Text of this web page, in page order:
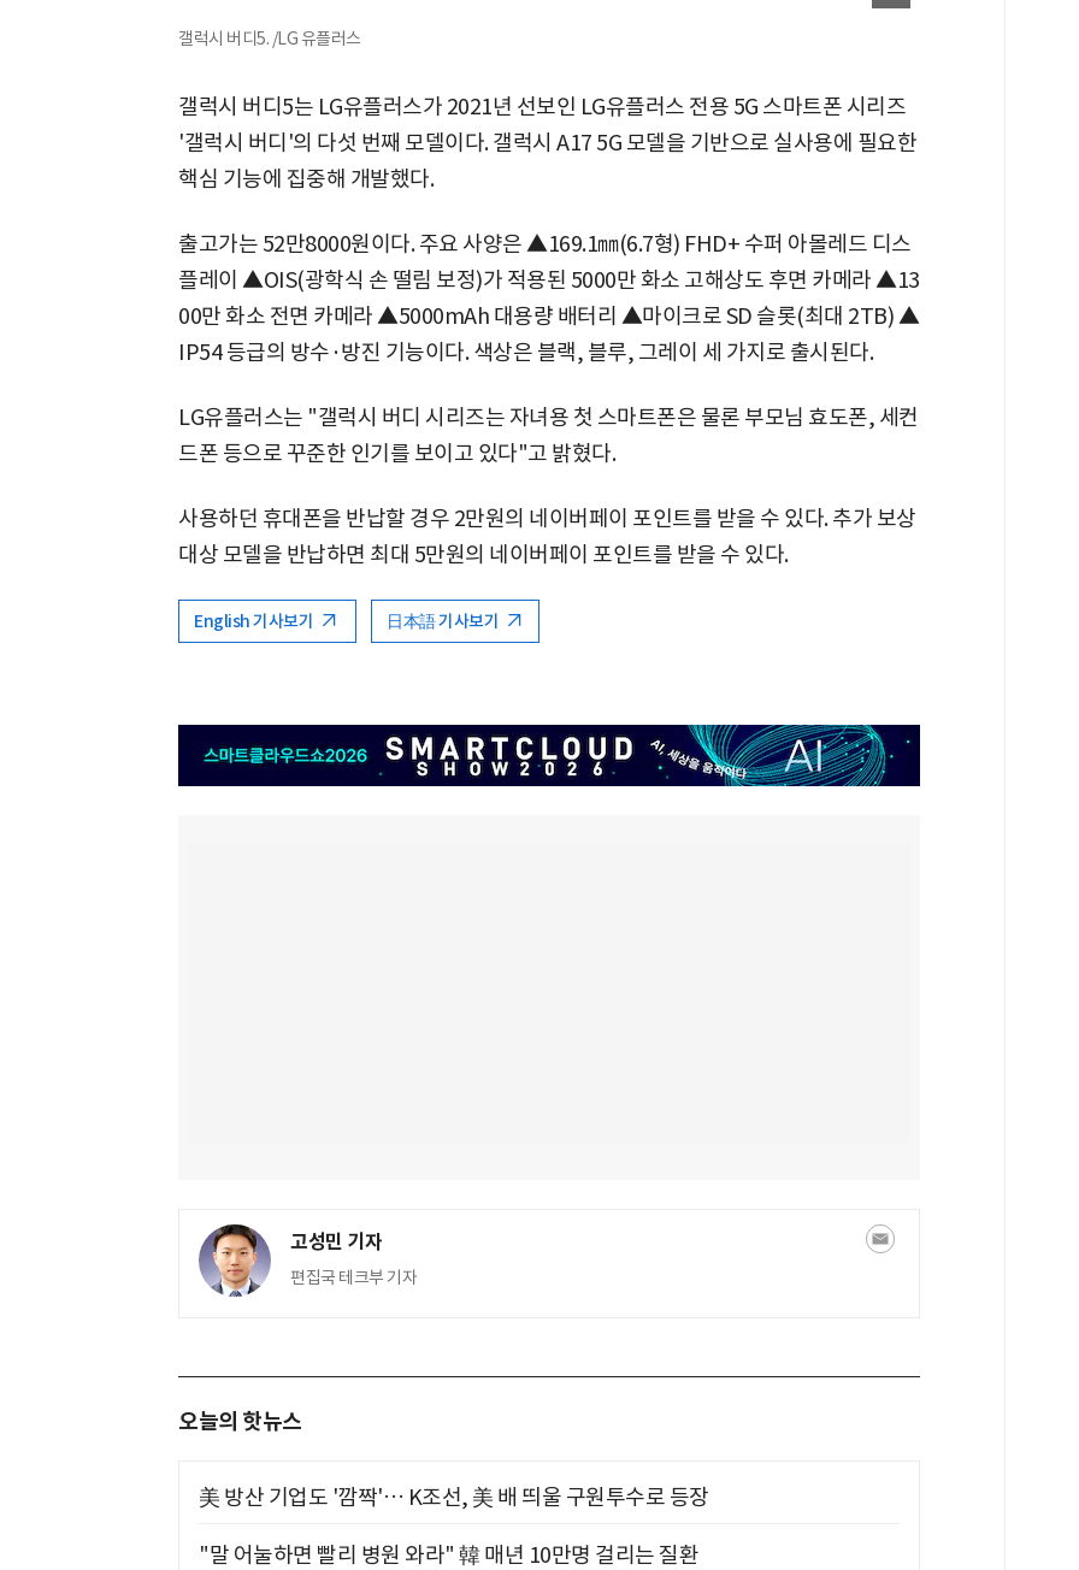
갤럭시 버디5. /LG 유플러스
갤럭시 버디5는 LG유플러스가 2021년 선보인 LG유플러스 전용 5G 스마트폰 시리즈
'갤럭시 버디'의 다섯 번째 모델이다. 갤럭시 A17 5G 모델을 기반으로 실사용에 필요한
핵심 기능에 집중해 개발했다.
출고가는 52만8000원이다. 주요 사양은 ▲169.1㎜(6.7형) FHD+ 수퍼 아몰레드 디스
플레이 ▲OIS(광학식 손 떨림 보정)가 적용된 5000만 화소 고해상도 후면 카메라 ▲13
00만 화소 전면 카메라 ▲5000mAh 대용량 배터리 ▲마이크로 SD 슬롯(최대 2TB) ▲
IP54 등급의 방수·방진 기능이다. 색상은 블랙, 블루, 그레이 세 가지로 출시된다.
LG유플러스는 "갤럭시 버디 시리즈는 자녀용 첫 스마트폰은 물론 부모님 효도폰, 세컨
드폰 등으로 꾸준한 인기를 보이고 있다"고 밝혔다.
사용하던 휴대폰을 반납할 경우 2만원의 네이버페이 포인트를 받을 수 있다. 추가 보상
대상 모델을 반납하면 최대 5만원의 네이버페이 포인트를 받을 수 있다.
English 기사보기 日本語 기사보기
고성민 기자
편집국 테크부 기자
오늘의 핫뉴스
美 방산 기업도 '깜짝'… K조선, 美 배 띄울 구원투수로 등장
"말 어눌하면 빨리 병원 와라" 韓 매년 10만명 걸리는 질환